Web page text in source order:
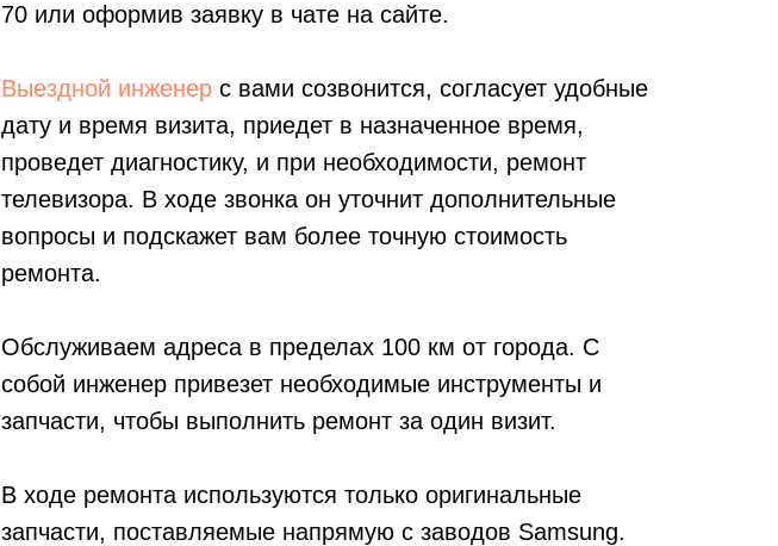
70 или оформив заявку в чате на сайте.
Выездной инженер с вами созвонится, согласует удобные
дату и время визита, приедет в назначенное время,
проведет диагностику, и при необходимости, ремонт
телевизора. В ходе звонка он уточнит дополнительные
вопросы и подскажет вам более точную стоимость
ремонта.
Обслуживаем адреса в пределах 100 км от города. С
собой инженер привезет необходимые инструменты и
запчасти, чтобы выполнить ремонт за один визит.
В ходе ремонта используются только оригинальные
запчасти, поставляемые напрямую с заводов Samsung.